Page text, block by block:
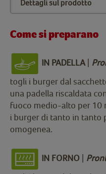
Come si preparano
IN PADELLA
togli i burger dal
una padella riscaldata
fuoco medio-alto per 10
i burger di tanto in tanto
omogenea.
IN FORNO